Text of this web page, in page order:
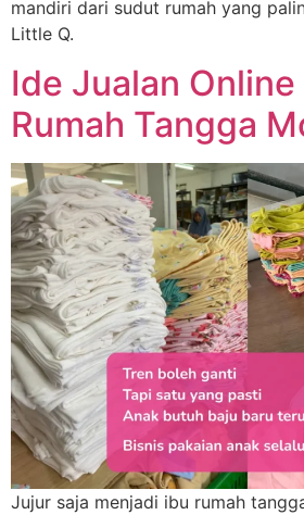
mandiri dari sudut rumah yang
Little Q.
Ide Jualan
Rumah Tangga
Jujur saja menjadi ibu rumah